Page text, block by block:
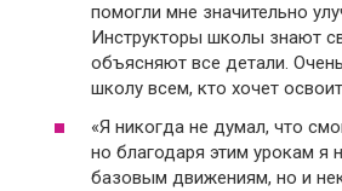
помогли мне значительно
Инструкторы школы знают
объясняют все детали.
школу всем, кто хочет
«Я никогда не думал, что
но благодаря этим урокам я
базовым движениям, но и